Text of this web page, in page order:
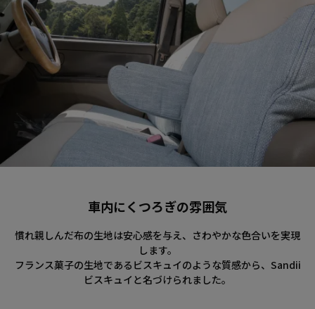
車内にくつろぎの雰囲気
慣れ親しんだ布の生地は安心感を与え、さわやかな色合いを実現
します。
フランス菓子の生地であるビスキュイのような質感から、Sandii
ビスキュイと名づけられました。